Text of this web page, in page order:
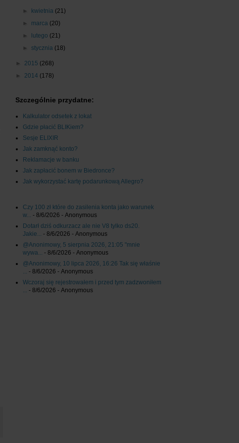
► kwietnia (21)
► marca (20)
►
lutego (21)
► stycznia (18)
► 2015 (268)
► 2014 (178)
Szczególnie przydatne:
Kalkulator odsetek z lokat
Gdzie płacić BLIKiem?
Sesje ELIXIR
Jak zamknąć konto?
Reklamacje w banku
Jak zapłacić bonem w Biedronce?
Jak wykorzystać kartę podarunkową Allegro?
Czy 100 zł które do zasilenia konta jako warunek
w... - 8/6/2026 - Anonymous
Dotarł dziś odkurzacz ale nie V8 tylko ds20.
Jakie... - 8/6/2026 - Anonymous
@Anonimowy, 5 sierpnia 2026, 21:05 "mnie
wywa... - 8/6/2026 - Anonymous
@Anonimowy, 10 lipca 2026, 16:26 Tak się właśnie
... - 8/6/2026 - Anonymous
Wczoraj się rejestrowałem i przed tym zadzwoniłem
... - 8/6/2026 - Anonymous